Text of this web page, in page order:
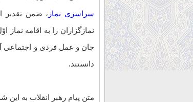
سراسری نماز ، ضمن تقدیر
نمازگزاران را به اقامه
جان و عمل فردی و اجتماعی
دانستند.
متن پیام رهبر انقلاب به